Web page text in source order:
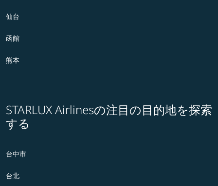
仙台
函館
熊本
STARLUX Airlinesの注目の目的地を探索
する
台中市
台北